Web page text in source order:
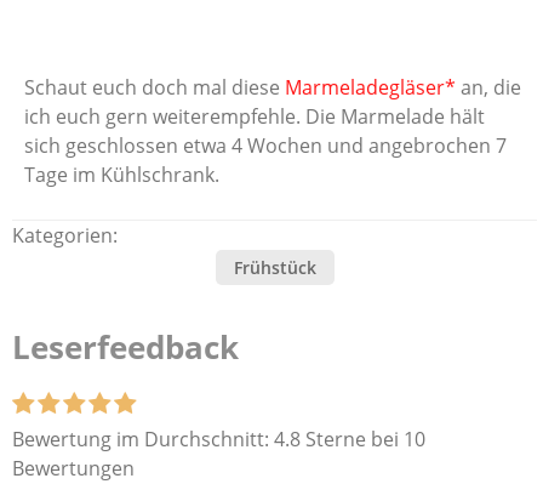
Schaut euch doch mal diese Marmeladegläser* an, die
ich euch gern weiterempfehle. Die Marmelade hält
sich geschlossen etwa 4 Wochen und angebrochen 7
Tage im Kühlschrank.
Kategorien:
Frühstück
Leserfeedback
Bewertung im Durchschnitt: 4.8 Sterne bei 10
Bewertungen